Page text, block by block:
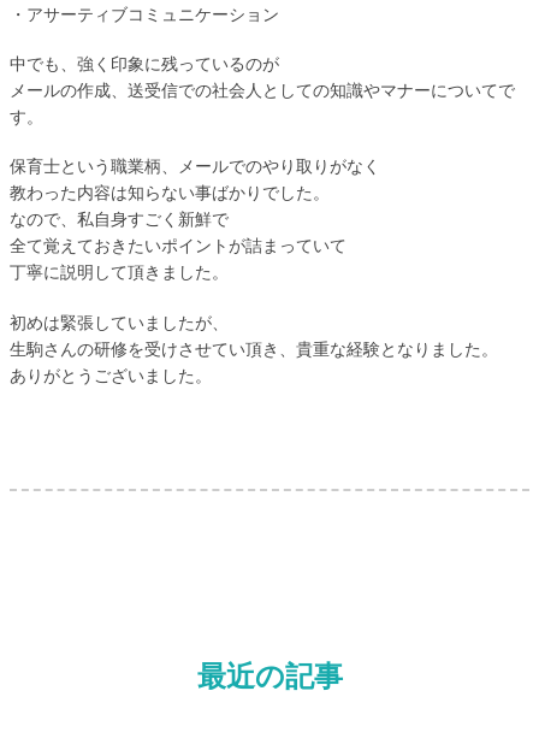
・アサーティブコミュニケーション
中でも、強く印象に残っているのが
メールの作成、送受信での社会人としての知識やマナーについてで
す。
保育士という職業柄、メールでのやり取りがなく
教わった内容は知らない事ばかりでした。
なので、私自身すごく新鮮で
全て覚えておきたいポイントが詰まっていて
丁寧に説明して頂きました。
初めは緊張していましたが、
生駒さんの研修を受けさせてい頂き、貴重な経験となりました。
ありがとうございました。
最近の記事